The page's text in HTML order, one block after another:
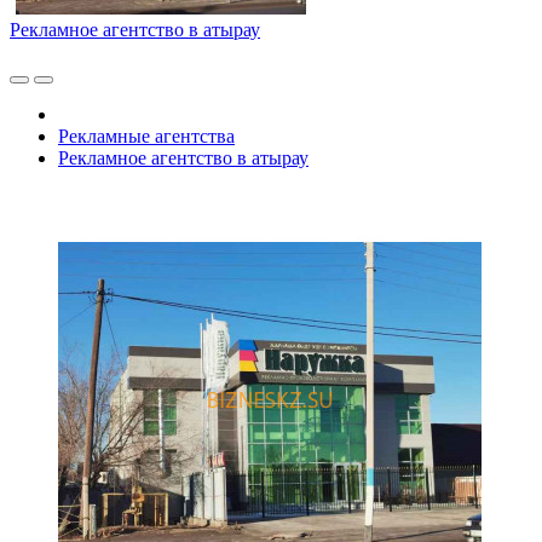
Рекламное агентство в атырау
Рекламные агентства
Рекламное агентство в атырау